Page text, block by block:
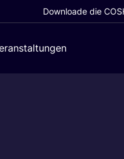
Downloade die